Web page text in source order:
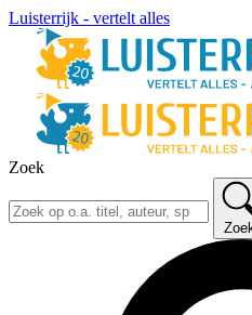
Luisterrijk - vertelt alles
Zoek